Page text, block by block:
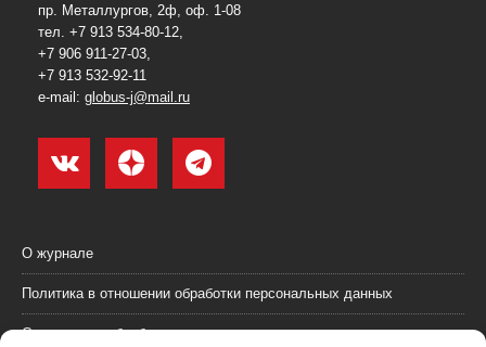
пр. Металлургов, 2ф, оф. 1-08
тел. +7 913 534-80-12,
+7 906 911-27-03,
+7 913 532-92-11
e-mail: globus-j@mail.ru
О журнале
Политика в отношении обработки персональных данных
Согласие на обработку персональных данных